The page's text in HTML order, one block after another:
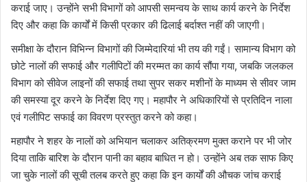
कराई जाए। उन्होंने सभी विभागों को आपसी समन्वय के साथ कार्य करने के निर्देश
दिए और कहा कि कार्यों में किसी प्रकार की ढिलाई बर्दाश्त नहीं की जाएगी।
समीक्षा के दौरान विभिन्न विभागों की जिम्मेदारियां भी तय की गईं। सामान्य विभाग को
छोटे नालों की सफाई और गलीपिटों की मरम्मत का कार्य सौंपा गया, जबकि जलकल
विभाग को सीवेज लाइनों की सफाई तथा सुपर सकर मशीनों के माध्यम से सीवर जाम
की समस्या दूर करने के निर्देश दिए गए। महापौर ने अधिकारियों से प्रतिदिन नाला
एवं गलीपिट सफाई का विवरण प्रस्तुत करने को कहा।
महापौर ने शहर के नालों को अभियान चलाकर अतिक्रमण मुक्त कराने पर भी जोर
दिया ताकि बारिश के दौरान पानी का बहाव बाधित न हो। उन्होंने अब तक साफ किए
जा चुके नालों की सूची तलब करते हुए कहा कि इन कार्यों की औचक जांच कराई